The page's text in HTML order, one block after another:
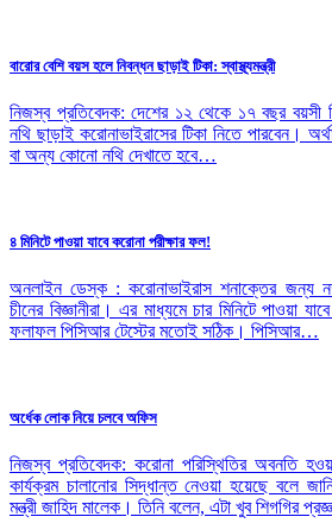
বারোর বেশি বয়স হলে নিবন্ধন ছাড়াই টিকা: স্বাস্থ্যমন্ত্রী
নিজস্ব প্রতিবেদক: দেশের ১২ থেকে ১৭ বছর বয়সী
নথি ছাড়াই করোনাভাইরাসের টিকা নিতে পারবেন।
বা অন্য কোনো নথি দেখাতে হবে…
৪ মিনিটে পাওয়া যাবে করোনা পরীক্ষার ফল!
অনলাইন ডেস্ক : করোনাভাইরাস শনাক্তের জন্য
চীনের বিজ্ঞানীরা। এর মাধ্যমে চার মিনিটে পাওয়া
ফলাফল পিসিআর টেস্টের মতোই সঠিক। পিসিআর…
অর্ধেক লোক নিয়ে চলবে অফিস
নিজস্ব প্রতিবেদক: করোনা পরিস্থিতির অবনতি
কার্যক্রম চালানোর সিদ্ধান্ত নেওয়া হয়েছে বলে
মন্ত্রী জাহিদ মালেক। তিনি বলেন, এটা খুব শিগগির